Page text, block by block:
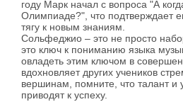
году Марк начал с вопроса "А
Олимпиаде?", что подтверждает
тягу к новым знаниям.
Сольфеджио – это не просто
это ключ к пониманию языка
овладеть этим ключом в
вдохновляет других учеников
вершинам, помните, что талант и
приводят к успеху.